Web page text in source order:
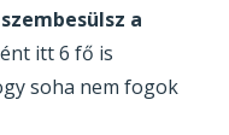
a
itt 6 fő is
soha nem fogok